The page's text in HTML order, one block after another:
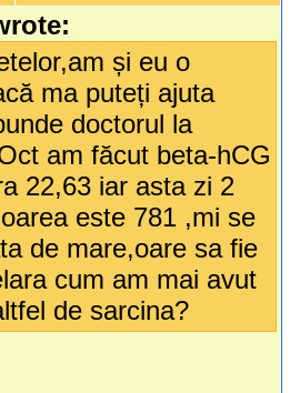
și eu o
ma puteți ajuta
doctorul la
am făcut beta-hCG
22,63 iar asta zi 2
este 781 ,mi se
de mare,oare sa fie
cum am mai avut
de sarcina?